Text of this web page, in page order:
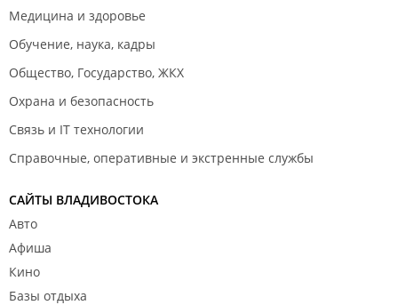
Медицина и здоровье
Обучение, наука, кадры
Общество, Государство, ЖКХ
Охрана и безопасность
Связь и IT технологии
Справочные, оперативные и экстренные службы
САЙТЫ ВЛАДИВОСТОКА
Авто
Афиша
Кино
Базы отдыха